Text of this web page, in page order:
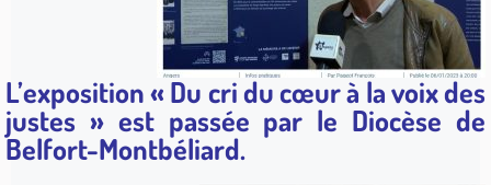
L’exposition « Du cri du cœur à la voix des
justes » est passée par le Diocèse de
Belfort-Montbéliard.